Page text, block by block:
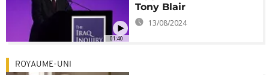
01:40
Tony Blair
13/08/2024
ROYAUME-UNI